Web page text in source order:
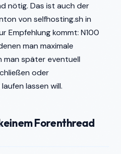
nötig. Das ist auch der
von selfhosting.sh in
Empfehlung kommt: N100
man maximale
man später eventuell
oder
lassen will.
Forenthread